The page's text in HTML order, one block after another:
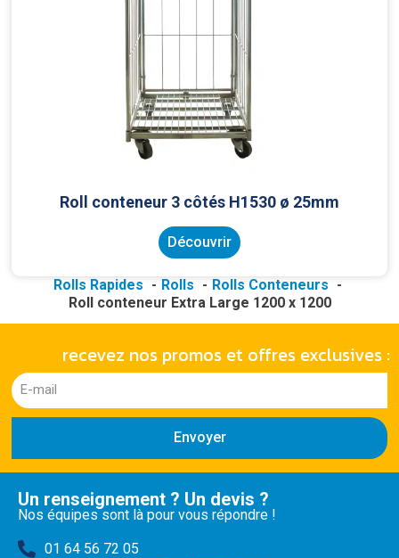
Roll conteneur 3 côtés H1530 ø 25mm
Découvrir
Rolls Rapides Rolls
Rolls Conteneurs
Roll conteneur Extra Large 1200 x 1200
recevez nos promos et offres exclusives :
Envoyer
Un renseignement ? Un devis ?
Nos équipes sont là pour vous répondre !
01 64 56 72 05